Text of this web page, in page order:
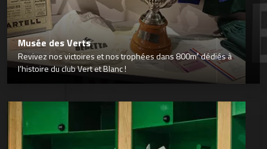
Musée des Verts
Revivez nos victoires et nos trophées dans 800m² dédiés à
l’histoire du club Vert et Blanc !